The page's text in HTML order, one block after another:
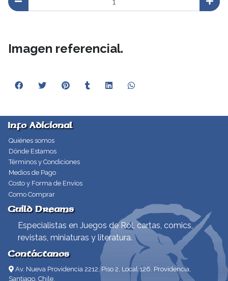
Imagen referencial.
Info Adicional
Quiénes somos
Dónde Estamos
Términos y Condiciones
Medios de Pago
Costo y Forma de Envíos
Como Comprar
Guild Dreams
Especialistas en Juegos de Rol, cartas, comics,
revistas, miniaturas y literatura.
Contáctanos
Av. Nueva Providencia 2212, Piso 2, Local 126. Providencia,
Santiago, Chile.